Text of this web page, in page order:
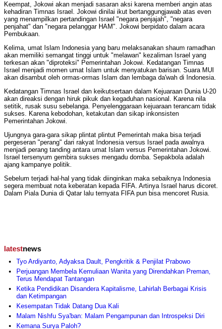
Keempat, Jokowi akan menjadi sasaran aksi karena memberi angin atas
kehadiran Timnas Israel. Jokowi dinilai ikut bertanggungjawab atas even
yang menampilkan pertandingan Israel "negara penjajah", "negara
penjahat" dan "negara pelanggar HAM". Jokowi berpidato dalam acara
Pembukaan.
Kelima, umat Islam Indonesia yang baru melaksanakan shaum ramadhan
akan memiliki semangat tinggi untuk "melawan" kezaliman Israel yang
terkesan akan "diproteksi" Pemerintahan Jokowi. Kedatangan Timnas
Israel menjadi momen umat Islam untuk menyatukan barisan. Suara MUI
akan disambut oleh ormas-ormas Islam dan lembaga da'wah di Indonesia.
Kedatangan Timnas Israel dan keikutsertaan dalam Kejuaraan Dunia U-20
akan direaksi dengan hiruk pikuk dan kegaduhan nasional. Karena nila
setitik, rusak susu sebelanga. Penyelenggaraan kejuaraan terancam tidak
sukses. Karena kebodohan, ketakutan dan sikap inkonsisten
Pemerintahan Jokowi.
Ujungnya gara-gara sikap plintat plintut Pemerintah maka bisa terjadi
pergeseran "perang" dari rakyat Indonesia versus Israel pada awalnya
menjadi perang tanding antara umat Islam versus Pemerintahan Jokowi.
Israel tersenyum gembira sukses mengadu domba. Sepakbola adalah
ajang kampanye politik.
Sebelum terjadi hal-hal yang tidak diinginkan maka sebaiknya Indonesia
segera membuat nota keberatan kepada FIFA. Artinya Israel harus dicoret.
Dalam Piala Dunia di Qatar lalu ternyata FIFA pun bisa mencoret Rusia.
latestnews
Tyo Ardiyanto, Adyaksa Dault, Pengkritik & Penjilat Prabowo
Perjuangan Membela Kemuliaan Wanita yang Direndahkan Preman,
Terus Mendapat Tantangan
Ketika Pendidikan Disandera Kapitalisme, Lahirlah Berbagai Krisis
dan Ketimpangan
Kesempatan Tidak Datang Dua Kali
Malam Nishfu Sya'ban: Malam Pengampunan dan Introspeksi Diri
Kemana Surya Paloh?